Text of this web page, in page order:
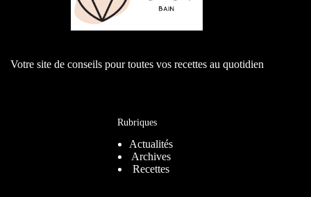
Votre site de conseils pour toutes vos recettes au quotidien
Rubriques
Actualités
Archives
Recettes